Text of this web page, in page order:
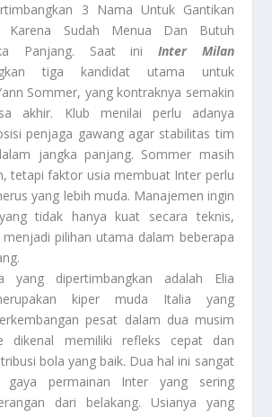
3 Nama Untuk Gantikan
Karena Sudah Menua Dan Butuh
Panjang. Saat ini Inter Milan
tiga kandidat utama untuk
Sommer, yang kontraknya semakin
akhir. Klub menilai perlu adanya
penjaga gawang agar stabilitas tim
jangka panjang. Sommer masih
tetapi faktor usia membuat Inter perlu
yang lebih muda. Manajemen ingin
tidak hanya kuat secara teknis,
pilihan utama dalam beberapa
yang dipertimbangkan adalah Elia
kiper muda Italia yang
pesat dalam dua musim
dikenal memiliki refleks cepat dan
bola yang baik. Dua hal ini sangat
gaya permainan Inter yang sering
dari belakang. Usianya yang